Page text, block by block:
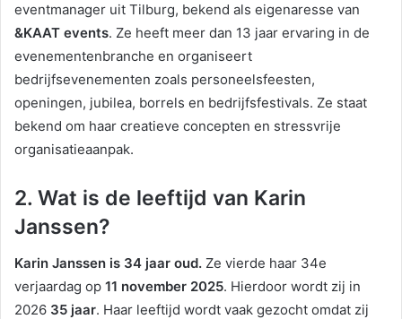
eventmanager uit Tilburg, bekend als eigenaresse van
&KAAT events. Ze heeft meer dan 13 jaar ervaring in de
evenementenbranche en organiseert
bedrijfsevenementen zoals personeelsfeesten,
openingen, jubilea, borrels en bedrijfsfestivals. Ze staat
bekend om haar creatieve concepten en stressvrije
organisatieaanpak.
2. Wat is de leeftijd van Karin
Janssen?
Karin Janssen is 34 jaar oud. Ze vierde haar 34e
verjaardag op 11 november 2025. Hierdoor wordt zij in
2026 35 jaar. Haar leeftijd wordt vaak gezocht omdat zij